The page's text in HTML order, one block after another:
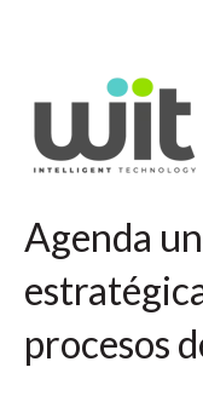
Agenda
procesos